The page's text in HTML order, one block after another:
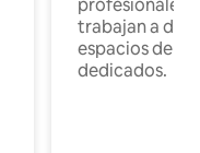
trabajan a
espacios de
dedicados.